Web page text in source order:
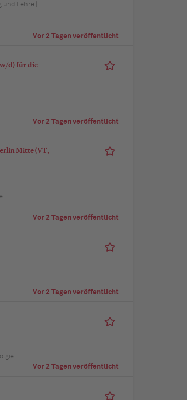
Lehre |
Vor 2 Tagen veröffentlicht
d) für die
Vor 2 Tagen veröffentlicht
Mitte (VT,
Vor 2 Tagen veröffentlicht
Vor 2 Tagen veröffentlicht
Vor 2 Tagen veröffentlicht